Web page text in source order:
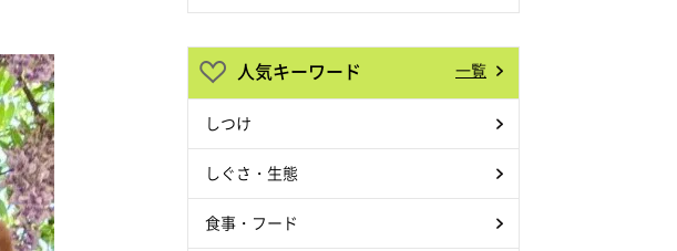
人気キーワード 一覧
しつけ
しぐさ・生態
食事・フード